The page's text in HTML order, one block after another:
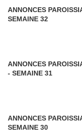
ANNONCES
SEMAINE 32
ANNONCES
- SEMAINE 31
ANNONCES
SEMAINE 30